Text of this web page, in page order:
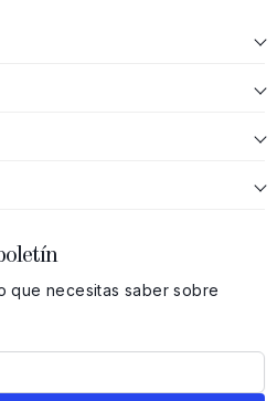
que necesitas saber sobre